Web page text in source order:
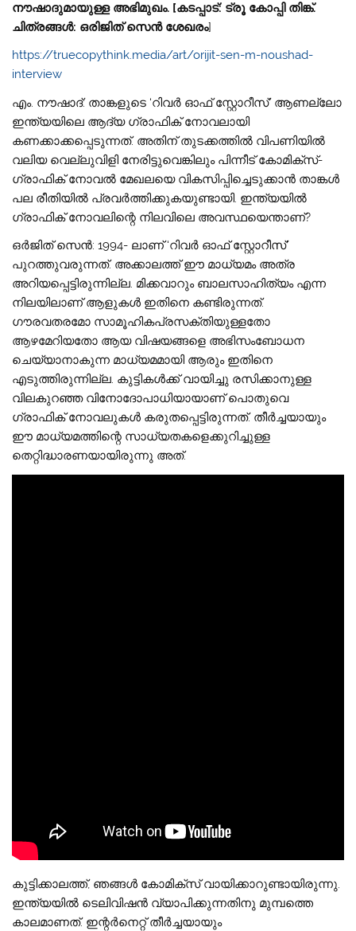
നൗഷാദുമായുള്ള അഭിമുഖം. [കടപ്പാട്: ട്രൂ കോപ്പി തിങ്ക്.
ചിത്രങ്ങൾ: ഒരിജിത് സെൻ ശേഖരം]
https://truecopythink.media/art/orijit-sen-m-noushad-
interview
എം. നൗഷാദ്​: താങ്കളുടെ ‘റിവർ ഓഫ് സ്റ്റോറീസ്’ ആണല്ലോ
ഇന്ത്യയിലെ ആദ്യ ഗ്രാഫിക് നോവലായി
കണക്കാക്കപ്പെടുന്നത്. അതിന് തുടക്കത്തിൽ വിപണിയിൽ
വലിയ വെല്ലുവിളി നേരിട്ടുവെങ്കിലും പിന്നീട് കോമിക്‌സ്-
ഗ്രാഫിക് നോവൽ മേഖലയെ വികസിപ്പിച്ചെടുക്കാൻ താങ്കൾ
പല രീതിയിൽ പ്രവർത്തിക്കുകയുണ്ടായി. ഇന്ത്യയിൽ
ഗ്രാഫിക് നോവലിന്റെ നിലവിലെ അവസ്ഥയെന്താണ്?
ഒർജിത്​ സെൻ: 1994- ലാണ് ‘റിവർ ഓഫ് സ്റ്റോറീസ്’
പുറത്തുവരുന്നത്. അക്കാലത്ത് ഈ മാധ്യമം അത്ര
അറിയപ്പെട്ടിരുന്നില്ല. മിക്കവാറും ബാലസാഹിത്യം എന്ന
നിലയിലാണ് ആളുകൾ ഇതിനെ കണ്ടിരുന്നത്.
ഗൗരവതരമോ സാമൂഹികപ്രസക്തിയുള്ളതോ
ആഴമേറിയതോ ആയ വിഷയങ്ങളെ അഭിസംബോധന
ചെയ്യാനാകുന്ന മാധ്യമമായി ആരും ഇതിനെ
എടുത്തിരുന്നില്ല. കുട്ടികൾക്ക് വായിച്ചു രസിക്കാനുള്ള
വിലകുറഞ്ഞ വിനോദോപാധിയായാണ് പൊതുവെ
ഗ്രാഫിക് നോവലുകൾ കരുതപ്പെട്ടിരുന്നത്. തീർച്ചയായും
ഈ മാധ്യമത്തിന്റെ സാധ്യതകളെക്കുറിച്ചുള്ള
തെറ്റിദ്ധാരണയായിരുന്നു അത്.
കുട്ടിക്കാലത്ത്, ഞങ്ങൾ കോമിക്സ് വായിക്കാറുണ്ടായിരുന്നു.
ഇന്ത്യയിൽ ടെലിവിഷൻ വ്യാപിക്കുന്നതിനു മുമ്പത്തെ
കാലമാണത്. ഇന്റർനെറ്റ് തീർച്ചയായും